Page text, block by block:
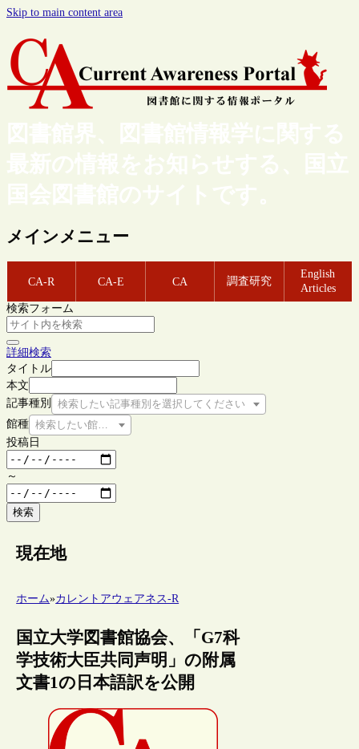
Skip to main content area
図書館界、図書館情報学に関する
最新の情報をお知らせする、国立
国会図書館のサイトです。
メインメニュー
CA-R CA-E CA 調査研究
English
Articles
検索フォーム
詳細検索
タイトル
本文
記事種別
検索したい記事種別を選択してください
館種 検索したい館種を選択してください
投稿日
～
検索
現在地
ホーム»カレントアウェアネス-R
国立大学図書館協会、「G7科
学技術大臣共同声明」の附属
文書1の日本語訳を公開